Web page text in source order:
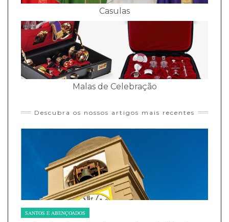
Casulas
Malas de Celebração
Descubra os nossos artigos mais recentes
SANTOS E ABENÇOADOS